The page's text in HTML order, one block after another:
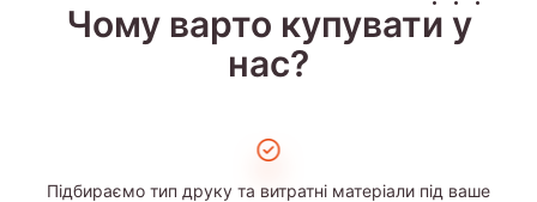
Чому варто купувати у
нас?
Підбираємо тип друку та витратні матеріали під ваше